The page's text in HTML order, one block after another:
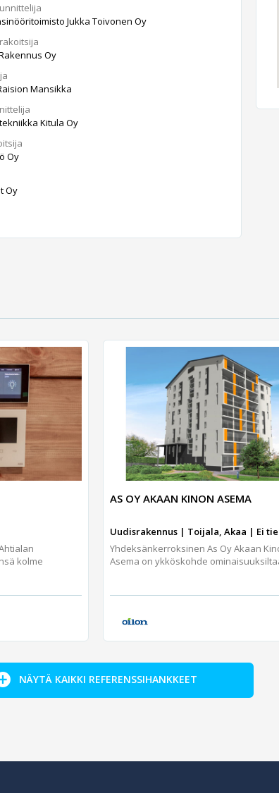
Jukka Toivonen Oy
Oy
Mansikka
Kitula Oy
Oy
Oy
kolme
AS OY AKAAN KINON ASEMA
Uudisrakennus | Toijala, Akaa | Ei
Yhdeksänkerroksinen As Oy Akaan
Asema on ykköskohde
NÄYTÄ KAIKKI REFERENSSIHANKKEET